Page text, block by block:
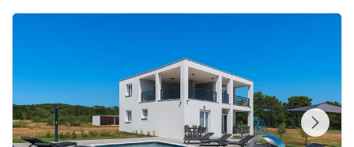
Guardate l'intera
galleria sulla